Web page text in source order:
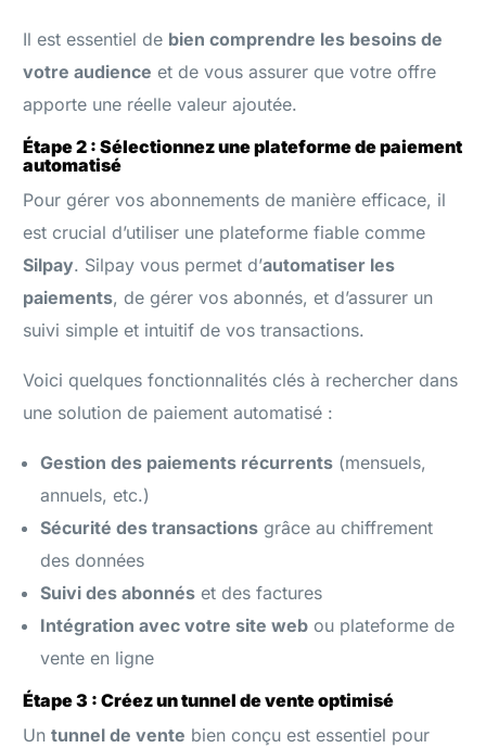
Il est essentiel de bien comprendre les besoins de
votre audience et de vous assurer que votre offre
apporte une réelle valeur ajoutée.
Étape 2 : Sélectionnez une plateforme de paiement
automatisé
Pour gérer vos abonnements de manière efficace, il
est crucial d’utiliser une plateforme fiable comme
Silpay. Silpay vous permet d’automatiser les
paiements, de gérer vos abonnés, et d’assurer un
suivi simple et intuitif de vos transactions.
Voici quelques fonctionnalités clés à rechercher dans
une solution de paiement automatisé :
Gestion des paiements récurrents (mensuels,
annuels, etc.)
Sécurité des transactions grâce au chiffrement
des données
Suivi des abonnés et des factures
Intégration avec votre site web ou plateforme de
vente en ligne
Étape 3 : Créez un tunnel de vente optimisé
Untunnel de vente bien conçu est essentiel pour